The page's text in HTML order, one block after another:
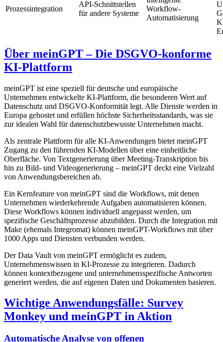
Prozessintegration
API-Schnittstellen
für andere Systeme
Workflow-
Automatisierung
Über meinGPT – Die DSGVO-konforme
KI-Plattform
meinGPT ist eine speziell für deutsche und europäische
Unternehmen entwickelte KI-Plattform, die besonderen Wert auf
Datenschutz und DSGVO-Konformität legt. Alle Dienste werden in
Europa gehostet und erfüllen höchste Sicherheitsstandards, was sie
zur idealen Wahl für datenschutzbewusste Unternehmen macht.
Als zentrale Plattform für alle KI-Anwendungen bietet meinGPT
Zugang zu den führenden KI-Modellen über eine einheitliche
Oberfläche. Von Textgenerierung über Meeting-Transkription bis
hin zu Bild- und Videogenerierung – meinGPT deckt eine Vielzahl
von Anwendungsbereichen ab.
Ein Kernfeature von meinGPT sind die Workflows, mit denen
Unternehmen wiederkehrende Aufgaben automatisieren können.
Diese Workflows können individuell angepasst werden, um
spezifische Geschäftsprozesse abzubilden. Durch die Integration mit
Make (ehemals Integromat) können meinGPT-Workflows mit über
1000 Apps und Diensten verbunden werden.
Der Data Vault von meinGPT ermöglicht es zudem,
Unternehmenswissen in KI-Prozesse zu integrieren. Dadurch
können kontextbezogene und unternehmensspezifische Antworten
generiert werden, die auf eigenen Daten und Dokumenten basieren.
Wichtige Anwendungsfälle: Survey
Monkey und meinGPT in Aktion
Automatische Analyse von offenen